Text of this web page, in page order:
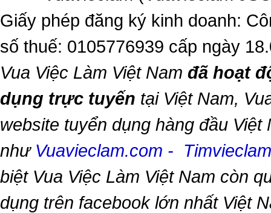
Giấy phép đăng ký kinh doanh:
số thuế: 0105776939 cấp ngày
Vua Việc Làm Việt Nam đã hoạt
dụng trực tuyến tại Việt Nam,
website tuyển dụng hàng đầu Việt
như Vuavieclam.com -
biệt Vua Việc Làm Việt Nam còn
dụng trên facebook lớn nhất Việt